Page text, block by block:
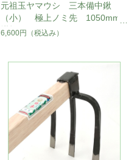
元祖玉ヤマウシ 三本備中鍬
（小） 極上ノミ先 1050mm
掛柄
6,600円 （税込み）